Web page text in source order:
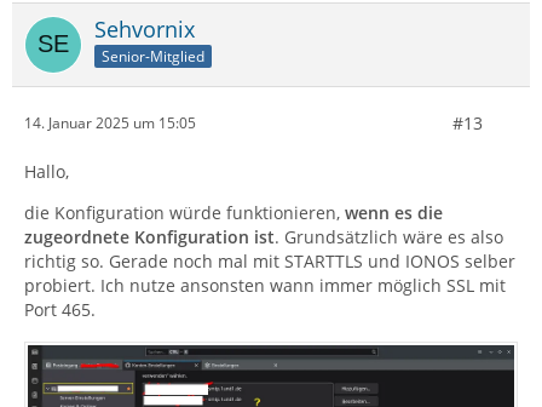
Sehvornix
Senior-Mitglied
14. Januar 2025 um 15:05 #13
Hallo,
die Konfiguration würde funktionieren, wenn es die
zugeordnete Konfiguration ist. Grundsätzlich wäre es also
richtig so. Gerade noch mal mit STARTTLS und IONOS selber
probiert. Ich nutze ansonsten wann immer möglich SSL mit
Port 465.